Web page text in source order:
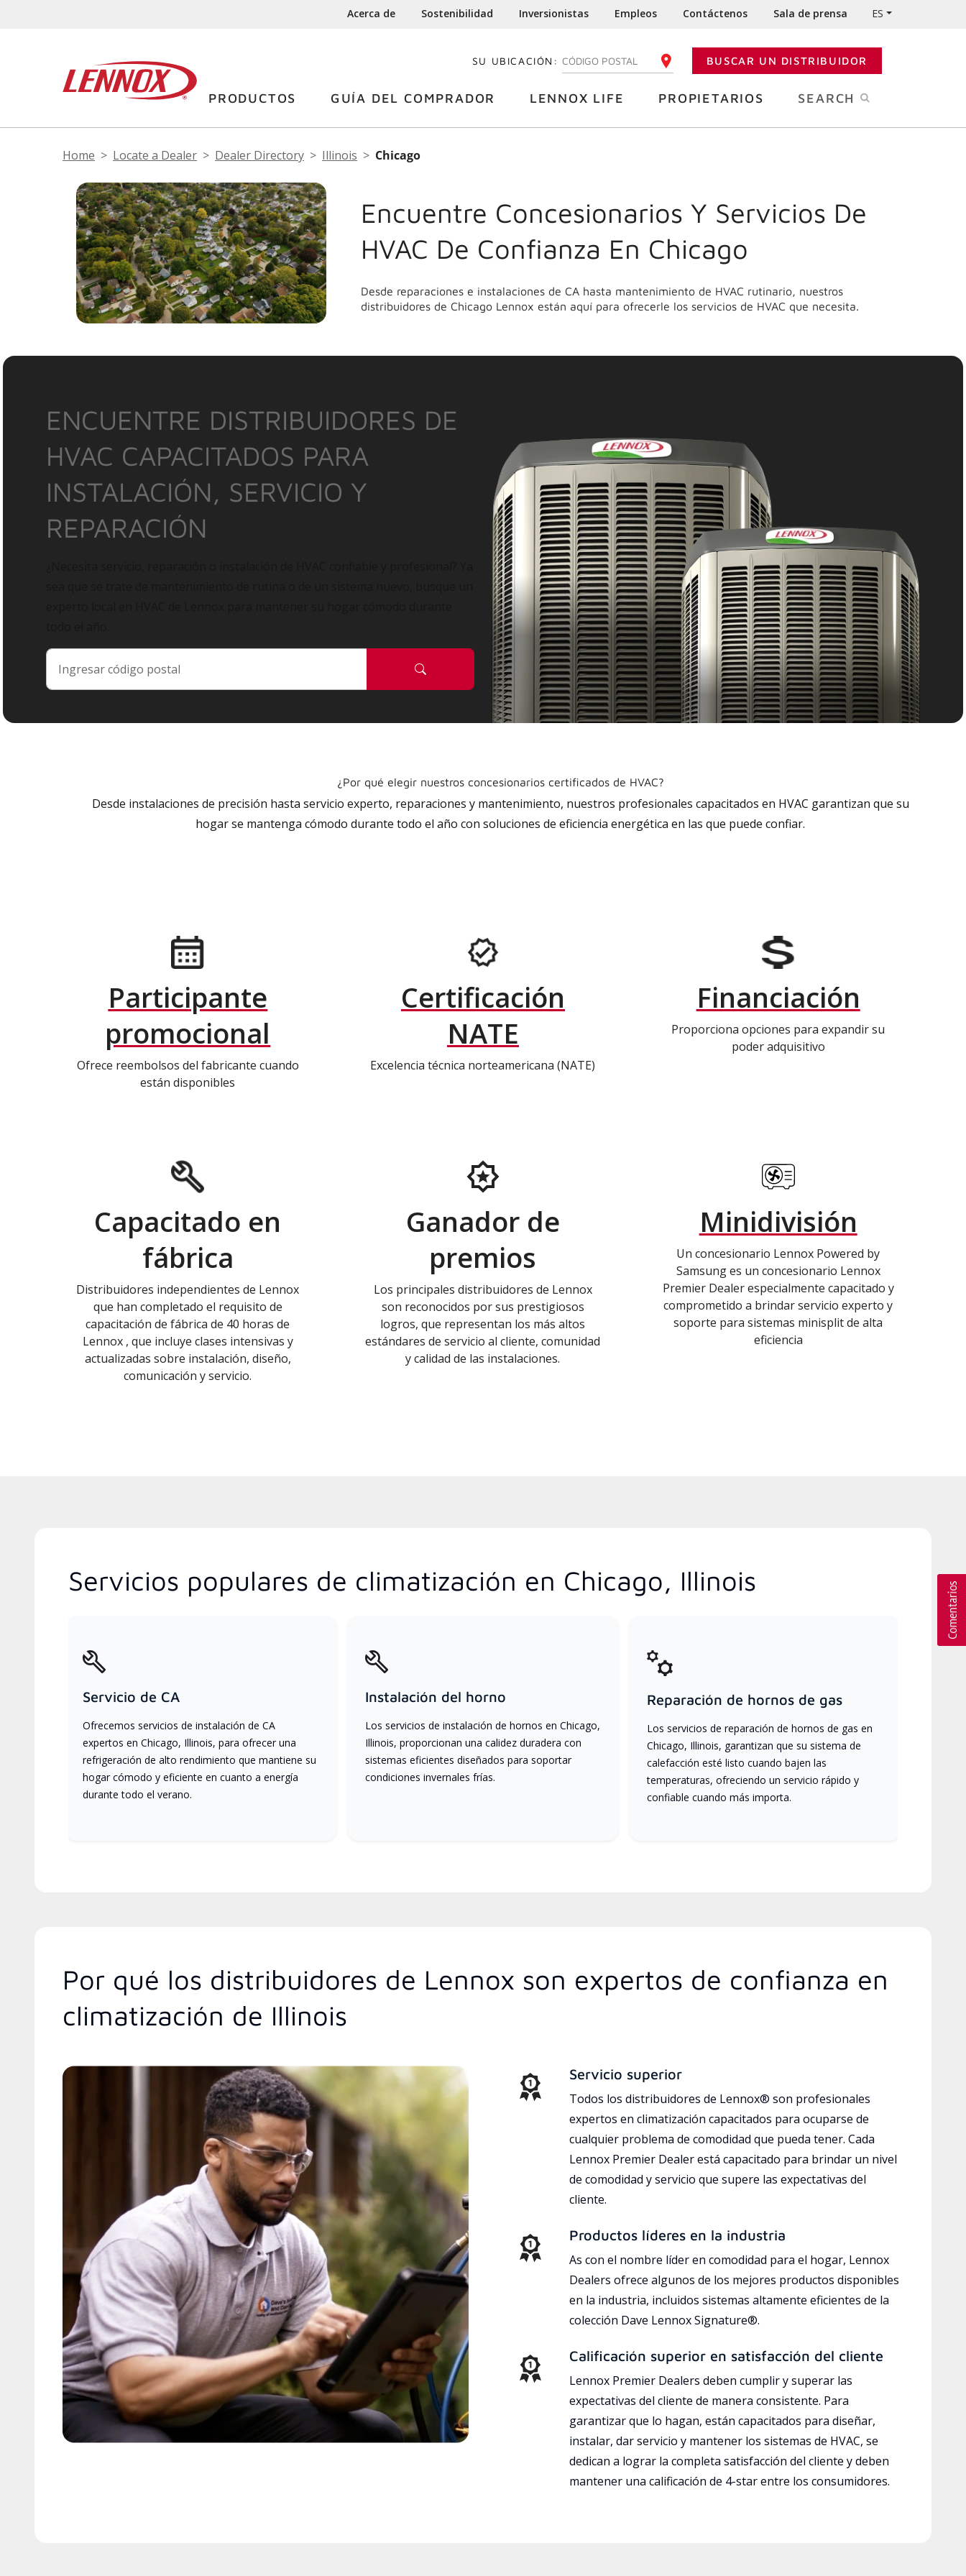
Acerca de Sostenibilidad Inversionistas Empleos Contáctenos Sala de prensa ES
SU UBICACIÓN: INGRESE SU CÓDIGO POSTAL BUSCAR UN DISTRIBUIDOR
PRODUCTOS GUÍA DEL COMPRADOR LENNOX LIFE PROPIETARIOS SEARCH
Home Locate a Dealer Dealer Directory Illinois Chicago
Encuentre Concesionarios Y Servicios De
HVAC De Confianza En Chicago
Desde reparaciones e instalaciones de CA hasta mantenimiento de HVAC rutinario, nuestros
distribuidores de Chicago Lennox están aquí para ofrecerle los servicios de HVAC que necesita.
ENCUENTRE DISTRIBUIDORES DE
HVAC CAPACITADOS PARA
INSTALACIÓN, SERVICIO Y
REPARACIÓN
¿Por qué elegir nuestros concesionarios certificados de HVAC?
Desde instalaciones de precisión hasta servicio experto, reparaciones y mantenimiento, nuestros profesionales capacitados en HVAC garantizan que su
hogar se mantenga cómodo durante todo el año con soluciones de eficiencia energética en las que puede confiar.
Participante
promocional
Ofrece reembolsos del fabricante cuando
están disponibles
Certificación
NATE
Excelencia técnica norteamericana (NATE)
Financiación
Proporciona opciones para expandir su
poder adquisitivo
Capacitado en
fábrica
Distribuidores independientes de Lennox
que han completado el requisito de
capacitación de fábrica de 40 horas de
Lennox , que incluye clases intensivas y
actualizadas sobre instalación, diseño,
comunicación y servicio.
Ganador de
premios
Los principales distribuidores de Lennox
son reconocidos por sus prestigiosos
logros, que representan los más altos
estándares de servicio al cliente, comunidad
y calidad de las instalaciones.
Minidivisión
Un concesionario Lennox Powered by
Samsung es un concesionario Lennox
Premier Dealer especialmente capacitado y
comprometido a brindar servicio experto y
soporte para sistemas minisplit de alta
eficiencia
Servicios populares de climatización en Chicago, Illinois
Servicio de CA
Ofrecemos servicios de instalación de CA
expertos en Chicago, Illinois, para ofrecer una
refrigeración de alto rendimiento que mantiene su
hogar cómodo y eficiente en cuanto a energía
durante todo el verano.
Instalación del horno
Los servicios de instalación de hornos en Chicago,
Illinois, proporcionan una calidez duradera con
sistemas eficientes diseñados para soportar
condiciones invernales frías.
Reparación de hornos de gas
Los servicios de reparación de hornos de gas en
Chicago, Illinois, garantizan que su sistema de
calefacción esté listo cuando bajen las
temperaturas, ofreciendo un servicio rápido y
confiable cuando más importa.
Por qué los distribuidores de Lennox son expertos de confianza en
climatización de Illinois
Servicio superior
Todos los distribuidores de Lennox® son profesionales
expertos en climatización capacitados para ocuparse de
cualquier problema de comodidad que pueda tener. Cada
Lennox Premier Dealer está capacitado para brindar un nivel
de comodidad y servicio que supere las expectativas del
cliente.
Productos líderes en la industria
As con el nombre líder en comodidad para el hogar, Lennox
Dealers ofrece algunos de los mejores productos disponibles
en la industria, incluidos sistemas altamente eficientes de la
colección Dave Lennox Signature®.
Calificación superior en satisfacción del cliente
Lennox Premier Dealers deben cumplir y superar las
expectativas del cliente de manera consistente. Para
garantizar que lo hagan, están capacitados para diseñar,
instalar, dar servicio y mantener los sistemas de HVAC, se
dedican a lograr la completa satisfacción del cliente y deben
mantener una calificación de 4-star entre los consumidores.